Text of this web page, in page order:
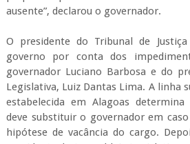
ausente”, declarou o governador.
O presidente do Tribunal de
governo por conta dos
governador Luciano Barbosa e do
Legislativa, Luiz Dantas Lima. A linha
estabelecida em Alagoas
deve substituir o governador em
hipótese de vacância do cargo.